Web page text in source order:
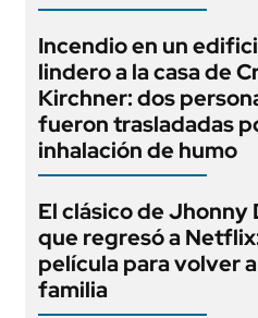
Incendio en un
lindero a la casa de
Kirchner: dos
fueron trasladadas
inhalación de humo
El clásico de Jhonny
que regresó a
película para volver
familia